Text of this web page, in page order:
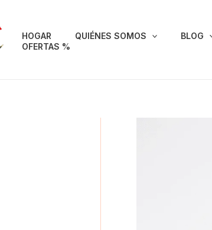
HOGAR QUIÉNES SOMOS BLOG
OFERTAS %